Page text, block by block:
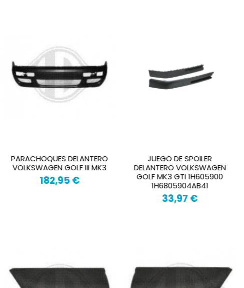
PARACHOQUES DELANTERO
VOLKSWAGEN GOLF III MK3
182,95 €
JUEGO DE SPOILER
DELANTERO VOLKSWAGEN
GOLF MK3 GTI 1H605900
1H6805904AB41
33,97 €